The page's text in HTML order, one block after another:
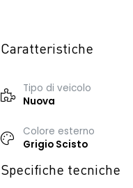
Caratteristiche
Tipo di veicolo
Nuova
Colore esterno
Grigio Scisto
Specifiche tecniche